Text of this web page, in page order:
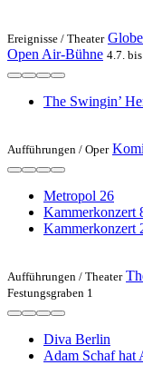
Ereignisse / Theater
Open Air-Bühne 4.7.
The Swingin’
Aufführungen / Oper
Metropol 26
Kammerkonzert
Kammerkonzert
Aufführungen / Theater
Festungsgraben 1
Diva Berlin
Adam Schaf hat